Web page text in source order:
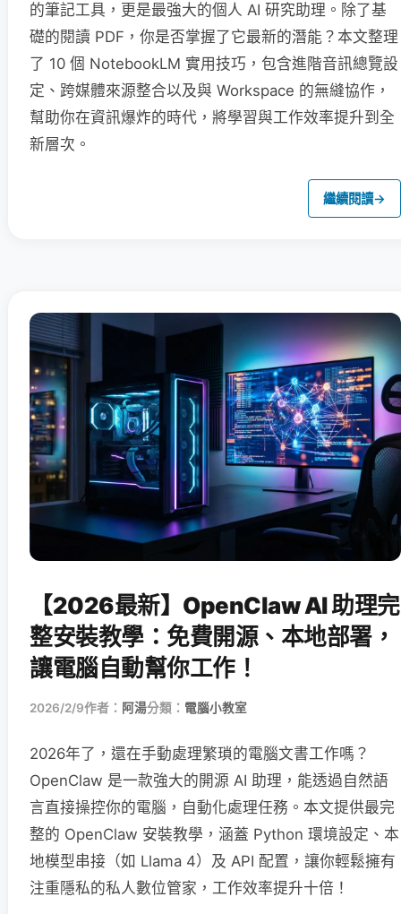
的筆記工具，更是最強大的個人 AI 研究助理。除了基
礎的閱讀 PDF，你是否掌握了它最新的潛能？本文整理
了 10 個 NotebookLM 實用技巧，包含進階音訊總覽設
定、跨媒體來源整合以及與 Workspace 的無縫協作，
幫助你在資訊爆炸的時代，將學習與工作效率提升到全
新層次。
繼續閱讀→
【2026最新】OpenClaw AI 助理完
整安裝教學：免費開源、本地部署，
讓電腦自動幫你工作！
2026/2/9作者： 阿湯分類： 電腦小教室
2026年了，還在手動處理繁瑣的電腦文書工作嗎？
OpenClaw 是一款強大的開源 AI 助理，能透過自然語
言直接操控你的電腦，自動化處理任務。本文提供最完
整的 OpenClaw 安裝教學，涵蓋 Python 環境設定、本
地模型串接（如 Llama 4）及 API 配置，讓你輕鬆擁有
注重隱私的私人數位管家，工作效率提升十倍！